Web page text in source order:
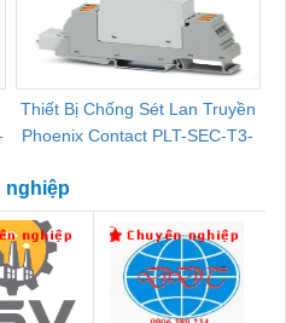
Thiết Bị Chống Sét Lan Truyền
Phoenix Contact PLT-SEC-T3-
nghiệp